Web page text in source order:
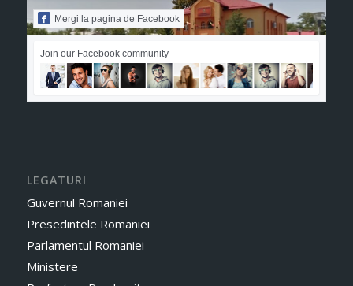
Mergi la pagina de Facebook
Join our Facebook community
LEGATURI
Guvernul Romaniei
Presedintele Romaniei
Parlamentul Romaniei
Ministere